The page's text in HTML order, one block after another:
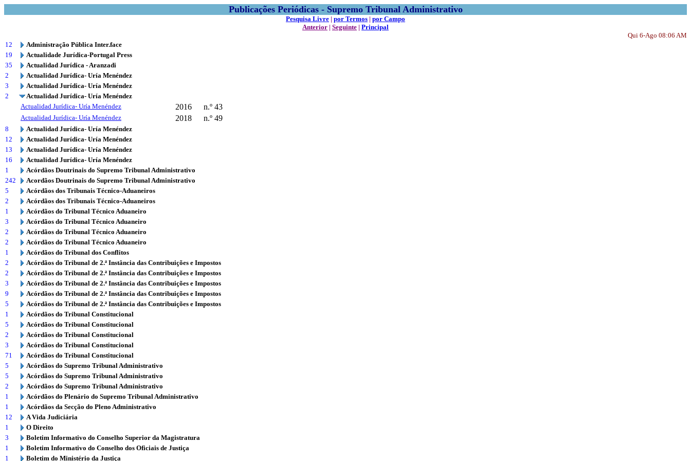
Publicações Periódicas - Supremo Tribunal Administrativo
Pesquisa Livre | por Termos | por Campo
Anterior | Seguinte | Principal
Qui 6-Ago 08:06 AM
12
Administração Pública Inter.face
19
Actualidade Jurídica-Portugal Press
35
Actualidad Jurídica - Aranzadi
2
Actualidad Jurídica- Uría Menéndez
3
Actualidad Jurídica- Uría Menéndez
2
Actualidad Jurídica- Uría Menéndez
Actualidad Jurídica- Uría Menéndez
2016 n.º 43
Actualidad Jurídica- Uría Menéndez 2018 n.º 49
8
Actualidad Jurídica- Uría Menéndez
12
Actualidad Jurídica- Uría Menéndez
13
Actualidad Jurídica- Uría Menéndez
16
Actualidad Jurídica- Uría Menéndez
1
Acórdãos Doutrinais do Supremo Tribunal Administrativo
242
Acordãos Doutrinais do Supremo Tribunal Administrativo
5
Acórdãos dos Tribunais Técnico-Aduaneiros
2
Acórdãos dos Tribunais Técnico-Aduaneiros
1
Acórdãos do Tribunal Técnico Aduaneiro
3
Acórdãos do Tribunal Técnico Aduaneiro
2
Acórdãos do Tribunal Técnico Aduaneiro
2
Acórdãos do Tribunal Técnico Aduaneiro
1
Acórdãos do Tribunal dos Conflitos
2
Acórdãos do Tribunal de 2.ª Instância das Contribuições e Impostos
2
Acórdãos do Tribunal de 2.ª Instância das Contribuições e Impostos
3
Acórdãos do Tribunal de 2.ª Instância das Contribuições e Impostos
9
Acórdãos do Tribunal de 2.ª Instância das Contribuições e Impostos
5
Acórdãos do Tribunal de 2.ª Instância das Contribuições e Impostos
1
Acórdãos do Tribunal Constitucional
5
Acórdãos do Tribunal Constitucional
2
Acórdãos do Tribunal Constitucional
3
Acórdãos do Tribunal Constitucional
71
Acórdãos do Tribunal Constitucional
5
Acórdãos do Supremo Tribunal Administrativo
5
Acórdãos do Supremo Tribunal Administrativo
2
Acórdãos do Supremo Tribunal Administrativo
1
Acórdãos do Plenário do Supremo Tribunal Administrativo
1
Acórdãos da Secção do Pleno Administrativo
12
A Vida Judiciária
1
O Direito
3
Boletim Informativo do Conselho Superior da Magistratura
1
Boletim Informativo do Conselho dos Oficiais de Justiça
1
Boletim do Ministério da Justiça